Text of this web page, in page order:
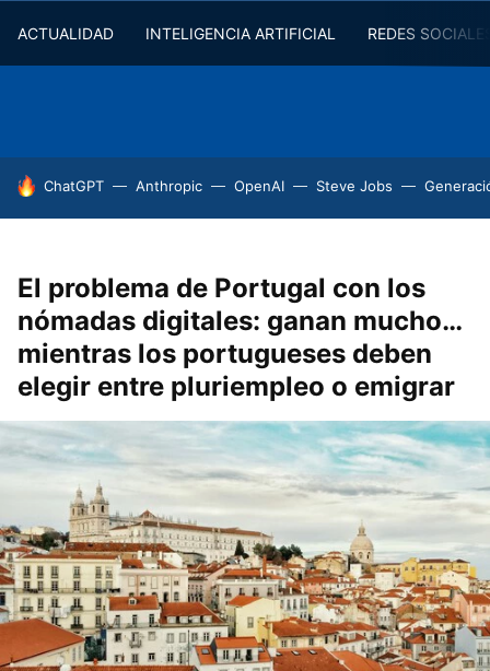
ACTUALIDAD INTELIGENCIA ARTIFICIAL REDES
HOY SE HABLA DE
ChatGPT Anthropic OpenAI Steve Jobs
El problema de Portugal con los
nómadas digitales: ganan mucho…
mientras los portugueses deben
elegir entre pluriempleo o emigrar